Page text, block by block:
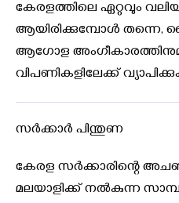
കേരളത്തിലെ ഏറ്റവും വലിയ
ആയിരിക്കുമ്പോൾ തന്നെ,
ആഗോള
വിപണികളിലേക്ക്
സർക്കാർ പിന്തുണ
കേരള സർക്കാരിന്റെ
മലയാളിക്ക് നൽകുന്ന